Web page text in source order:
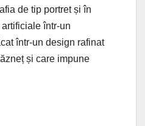
de tip portret și în
într-un
într-un design rafinat
și care impune